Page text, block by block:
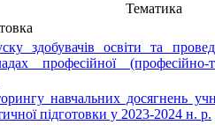
Тематика
здобувачів освіти та
професійної
навчальних досягнень
підготовки у 2023-2024 н. р.